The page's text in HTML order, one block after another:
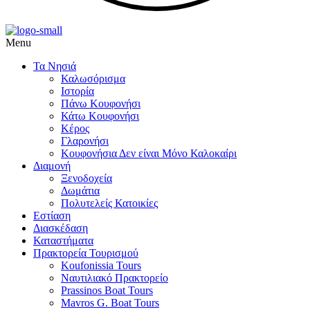
Menu
Τα Νησιά
Καλωσόρισμα
Ιστορία
Πάνω Κουφονήσι
Κάτω Κουφονήσι
Κέρος
Γλαρονήσι
Κουφονήσια Δεν είναι Μόνο Καλοκαίρι
Διαμονή
Ξενοδοχεία
Δωμάτια
Πολυτελείς Κατοικίες
Εστίαση
Διασκέδαση
Καταστήματα
Πρακτορεία Τουρισμού
Koufonissia Tours
Ναυτιλιακό Πρακτορείο
Prassinos Boat Tours
Mavros G. Boat Tours